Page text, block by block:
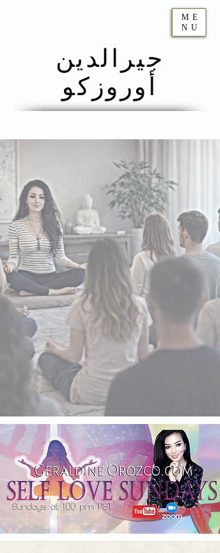
جيرالدين
أوروزكو
ME
NU